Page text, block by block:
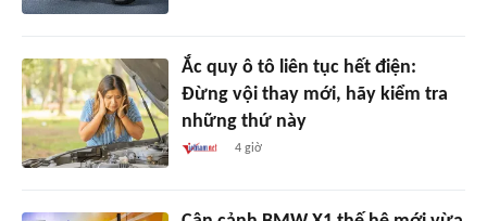
Ắc quy ô tô liên tục hết điện:
Đừng vội thay mới, hãy kiểm tra
những thứ này
4 giờ